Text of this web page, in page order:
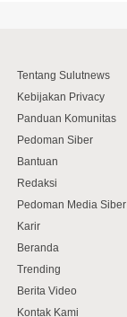
Tentang Sulutnews
Kebijakan Privacy
Panduan Komunitas
Pedoman Siber
Bantuan
Redaksi
Pedoman Media Siber
Karir
Beranda
Trending
Berita Video
Kontak Kami